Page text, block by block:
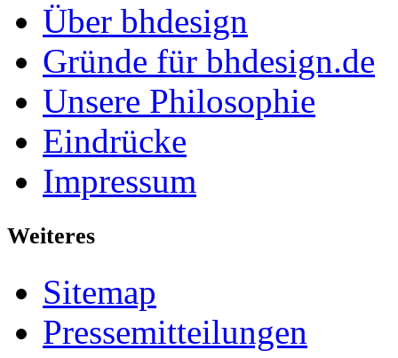
Über bhdesign
Gründe für bhdesign.de
Unsere Philosophie
Eindrücke
Impressum
Weiteres
Sitemap
Pressemitteilungen